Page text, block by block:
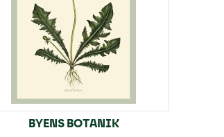
BYENS BOTANIK